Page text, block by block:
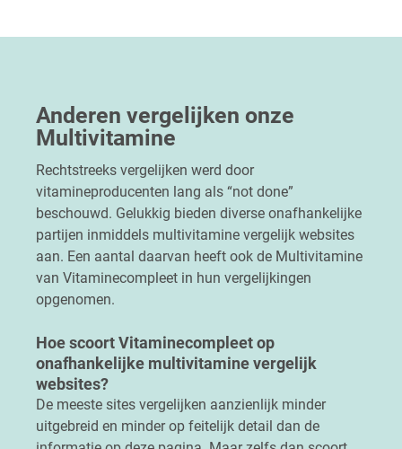
Anderen vergelijken onze
Multivitamine
Rechtstreeks vergelijken werd door
vitamineproducenten lang als “not done”
beschouwd. Gelukkig bieden diverse onafhankelijke
partijen inmiddels multivitamine vergelijk websites
aan. Een aantal daarvan heeft ook de Multivitamine
van Vitaminecompleet in hun vergelijkingen
opgenomen.
Hoe scoort Vitaminecompleet op
onafhankelijke multivitamine vergelijk
websites?
De meeste sites vergelijken aanzienlijk minder
uitgebreid en minder op feitelijk detail dan de